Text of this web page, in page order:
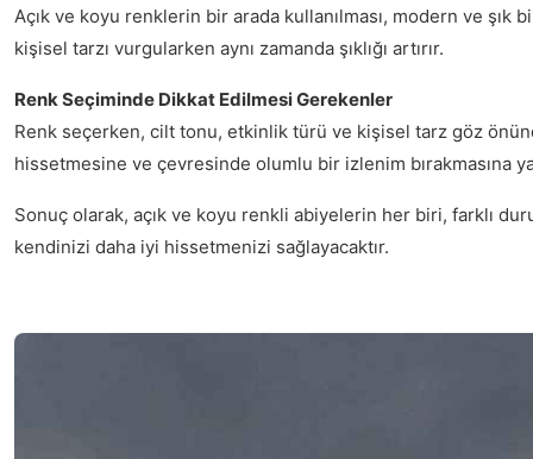
Açık ve koyu renklerin bir arada kullanılması, modern ve
kişisel tarzı vurgularken aynı zamanda şıklığı artırır.
Renk Seçiminde Dikkat Edilmesi Gerekenler
Renk seçerken, cilt tonu, etkinlik türü ve kişisel tarz göz
hissetmesine ve çevresinde olumlu bir izlenim bırakmasına
Sonuç olarak, açık ve koyu renkli abiyelerin her biri, farklı
kendinizi daha iyi hissetmenizi sağlayacaktır.